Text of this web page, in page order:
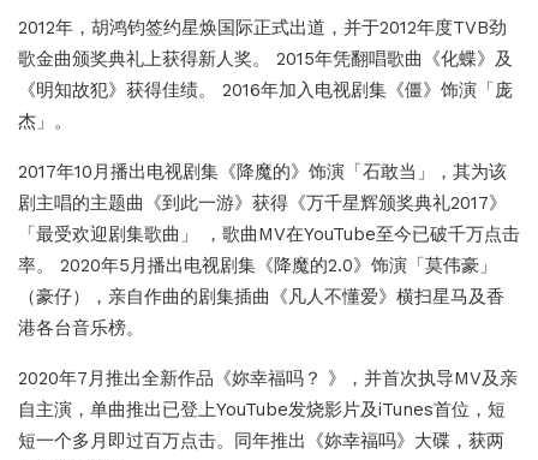
2012年，胡鸿钧签约星焕国际正式出道，并于2012年度TVB劲
歌金曲颁奖典礼上获得新人奖。 2015年凭翻唱歌曲《化蝶》及
《明知故犯》获得佳绩。 2016年加入电视剧集《僵》饰演「庞
杰」。
2017年10月播出电视剧集《降魔的》饰演「石敢当」，其为该
剧主唱的主题曲《到此一游》获得《万千星辉颁奖典礼2017》
「最受欢迎剧集歌曲」 ，歌曲MV在YouTube至今已破千万点击
率。 2020年5月播出电视剧集《降魔的2.0》饰演「莫伟豪」
（豪仔），亲自作曲的剧集插曲《凡人不懂爱》横扫星马及香
港各台音乐榜。
2020年7月推出全新作品《妳幸福吗？ 》，并首次执导MV及亲
自主演，单曲推出已登上YouTube发烧影片及iTunes首位，短
短一个多月即过百万点击。同年推出《妳幸福吗》大碟，获两